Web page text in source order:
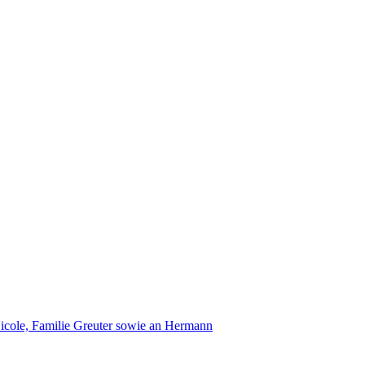
Familie Greuter sowie an Hermann